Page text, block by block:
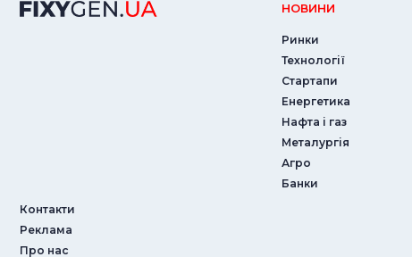
Контакти
Реклама
Про нас
НОВИНИ
Ринки
Технології
Стартапи
Енергетика
Нафта і газ
Металургія
Агро
Банки